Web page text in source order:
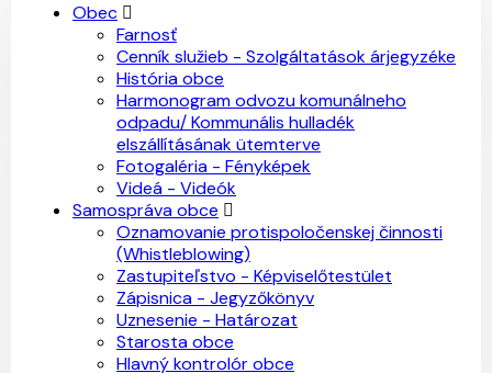
Obec
Farnosť
Cenník služieb - Szolgáltatások árjegyzéke
História obce
Harmonogram odvozu komunálneho
odpadu/ Kommunális hulladék
elszállításának ütemterve
Fotogaléria - Fényképek
Videá - Videók
Samospráva obce
Oznamovanie protispoločenskej činnosti
(Whistleblowing)
Zastupiteľstvo - Képviselőtestület
Zápisnica - Jegyzőkönyv
Uznesenie - Határozat
Starosta obce
Hlavný kontrolór obce